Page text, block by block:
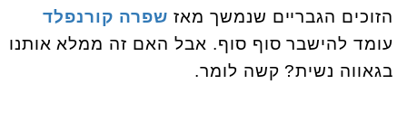
הזוכים הגבריים שנמשך מאז שפרה קורנפלד
עומד להישבר סוף סוף. אבל האם זה ממלא אותנו
בגאווה נשית? קשה לומר.